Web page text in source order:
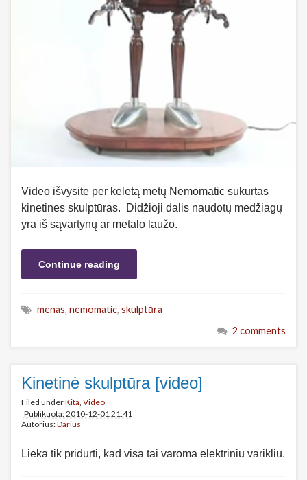
Video išvysite per keletą metų Nemomatic sukurtas
kinetines skulptūras. Didžioji dalis naudotų medžiagų
yra iš sąvartynų ar metalo laužo.
Continue reading
menas, nemomatic, skulptūra
2 comments
Kinetinė skulptūra [video]
Filed underKita, Video
Publikuota: 2010-12-01 21:41
Autorius:Darius
Lieka tik pridurti, kad visa tai varoma elektriniu varikliu.